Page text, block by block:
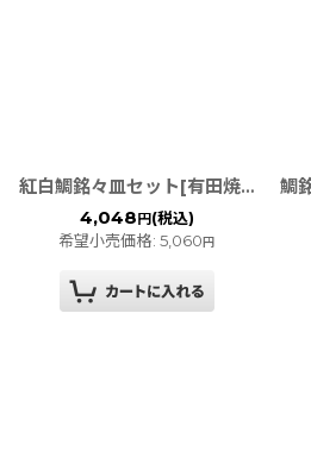
紅白鯛銘々皿セット[有田焼 幸楽窯]
4,048 円(税込)
希望小売価格: 5,060円